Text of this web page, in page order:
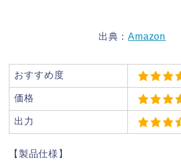
出典：Amazon
おすすめ度
価格
出力
【製品仕様】